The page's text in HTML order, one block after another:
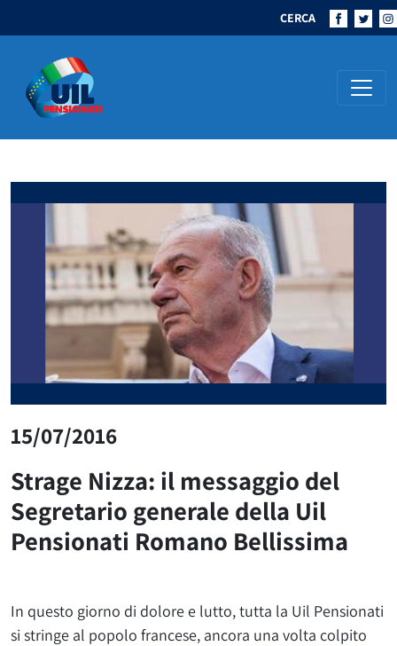
CERCA
Navigazione principale
15/07/2016
Strage Nizza: il messaggio del
Segretario generale della Uil
Pensionati Romano Bellissima
In questo giorno di dolore e lutto, tutta la Uil Pensionati
si stringe al popolo francese, ancora una volta colpito